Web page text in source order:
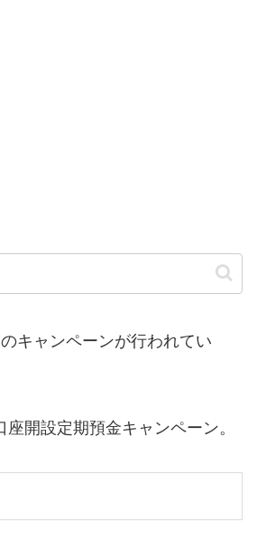
キャンペーンが行われてい
開設定期預金キャンペーン。